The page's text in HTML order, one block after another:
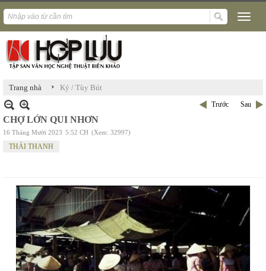
Trang nhà › Ký / Tùy Bút
Trước Sau
CHỢ LỚN QUI NHƠN
16 Tháng Mười 2023 5:52 CH (Xem: 32997)
THÁI THANH